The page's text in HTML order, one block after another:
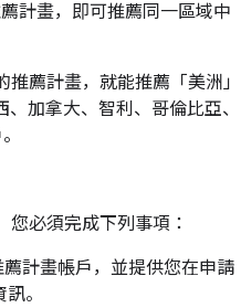
計畫，即可推薦同一區域中
薦計畫，就能推薦「美洲」
加拿大、智利、哥倫比亞、
必須完成下列事項：
計畫帳戶，並提供您在申請
。